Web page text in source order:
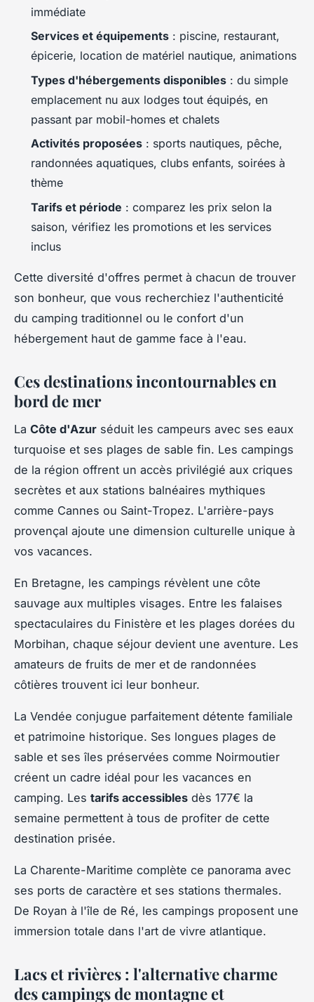
immédiate
Services et équipements : piscine, restaurant,
épicerie, location de matériel nautique, animations
Types d'hébergements disponibles : du simple
emplacement nu aux lodges tout équipés, en
passant par mobil-homes et chalets
Activités proposées : sports nautiques, pêche,
randonnées aquatiques, clubs enfants, soirées à
thème
Tarifs et période : comparez les prix selon la
saison, vérifiez les promotions et les services
inclus
Cette diversité d'offres permet à chacun de trouver
son bonheur, que vous recherchiez l'authenticité
du camping traditionnel ou le confort d'un
hébergement haut de gamme face à l'eau.
Ces destinations incontournables en
bord de mer
La Côte d'Azur séduit les campeurs avec ses eaux
turquoise et ses plages de sable fin. Les campings
de la région offrent un accès privilégié aux criques
secrètes et aux stations balnéaires mythiques
comme Cannes ou Saint-Tropez. L'arrière-pays
provençal ajoute une dimension culturelle unique à
vos vacances.
En Bretagne, les campings révèlent une côte
sauvage aux multiples visages. Entre les falaises
spectaculaires du Finistère et les plages dorées du
Morbihan, chaque séjour devient une aventure. Les
amateurs de fruits de mer et de randonnées
côtières trouvent ici leur bonheur.
La Vendée conjugue parfaitement détente familiale
et patrimoine historique. Ses longues plages de
sable et ses îles préservées comme Noirmoutier
créent un cadre idéal pour les vacances en
camping. Les tarifs accessibles dès 177€ la
semaine permettent à tous de profiter de cette
destination prisée.
La Charente-Maritime complète ce panorama avec
ses ports de caractère et ses stations thermales.
De Royan à l'île de Ré, les campings proposent une
immersion totale dans l'art de vivre atlantique.
Lacs et rivières : l'alternative charme
des campings de montagne et